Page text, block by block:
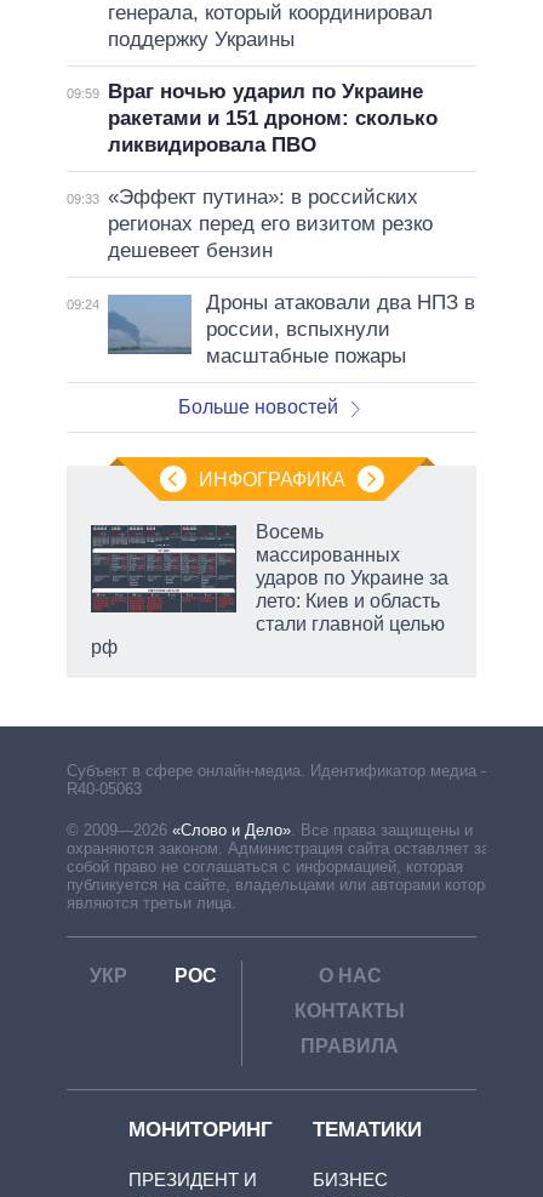
генерала, который координировал
поддержку Украины
09:59
Враг ночью ударил по Украине
ракетами и 151 дроном: сколько
ликвидировала ПВО
09:33 «Эффект путина»: в российских
регионах перед его визитом резко
дешевеет бензин
09:24
Дроны атаковали два НПЗ в
россии, вспыхнули
масштабные пожары
Больше новостей
ИНФОГРАФИКА
Восемь
массированных
ударов по Украине за
лето: Киев и область
стали главной целью
рф
Субъект в сфере онлайн-медиа. Идентификатор медиа –
R40-05063
© 2009—2026 «Слово и Дело». Все права защищены и
охраняются законом. Администрация сайта оставляет за
собой право не соглашаться с информацией, которая
публикуется на сайте, владельцами или авторами которой
являются третьи лица.
УКР РОС
О НАС
КОНТАКТЫ
ПРАВИЛА
МОНИТОРИНГ
ПРЕЗИДЕНТ И
ТЕМАТИКИ
БИЗНЕС